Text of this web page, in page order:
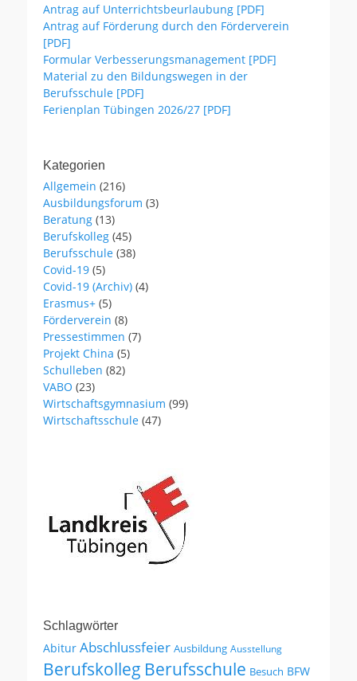
Antrag auf Unterrichtsbeurlaubung [PDF]
Antrag auf Förderung durch den Förderverein
[PDF]
Formular Verbesserungsmanagement [PDF]
Material zu den Bildungswegen in der
Berufsschule [PDF]
Ferienplan Tübingen 2026/27 [PDF]
Kategorien
Allgemein (216)
Ausbildungsforum (3)
Beratung (13)
Berufskolleg (45)
Berufsschule (38)
Covid-19 (5)
Covid-19 (Archiv) (4)
Erasmus+ (5)
Förderverein (8)
Pressestimmen (7)
Projekt China (5)
Schulleben (82)
VABO (23)
Wirtschaftsgymnasium (99)
Wirtschaftsschule (47)
Schlagwörter
Abitur Abschlussfeier Ausbildung Ausstellung
Berufskolleg Berufsschule Besuch BFW